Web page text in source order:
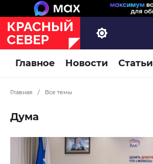
Главное Новости Статьи
Главная / Все темы
Дума